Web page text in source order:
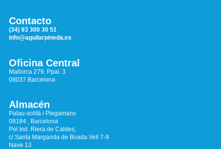
Contacto
(34) 93 300 30 51
info@aguilarpineda.es
Oficina Central
Mallorca 279, Ppal. 3
08037 Barcelona
Almacén
Palau-solità i Plegamans
08184 , Barcelona
Pol.Ind. Riera de Caldes,
c/ Santa Margarida de Boada Vell 7-9
Nave 13